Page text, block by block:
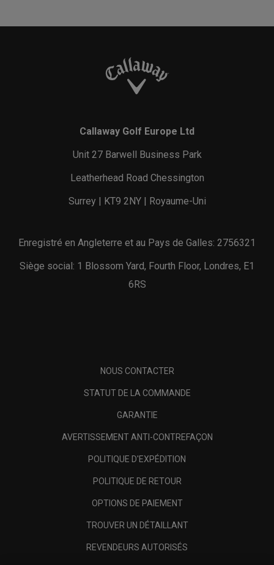
Callaway Golf Europe Ltd
Unit 27 Barwell Business Park
Leatherhead Road Chessington
Surrey | KT9 2NY | Royaume-Uni
Enregistré en Angleterre et au Pays de Galles: 2756321
Siège social: 1 Blossom Yard, Fourth Floor, Londres, E1
6RS
NOUS CONTACTER
STATUT DE LA COMMANDE
GARANTIE
AVERTISSEMENT ANTI-CONTREFAÇON
POLITIQUE D'EXPÉDITION
POLITIQUE DE RETOUR
OPTIONS DE PAIEMENT
TROUVER UN DÉTAILLANT
REVENDEURS AUTORISÉS